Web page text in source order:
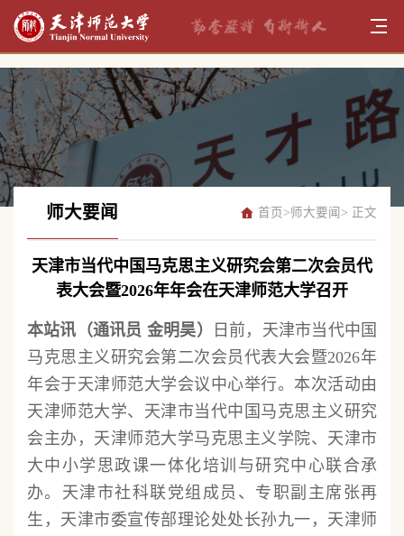
师大要闻 首页 >师大要闻 > 正文
天津市当代中国马克思主义研究会第二次会员代
表大会暨2026年年会在天津师范大学召开
本站讯（通讯员 金明昊）
日前，天津市当代中国
马克思主义研究会第二次会员代表大会暨2026年
年会于天津师范大学会议中心举行。本次活动由
天津师范大学、天津市当代中国马克思主义研究
会主办，天津师范大学马克思主义学院、天津市
大中小学思政课一体化培训与研究中心联合承
办。天津市社科联党组成员、专职副主席张再
生，天津市委宣传部理论处处长孙九一，天津师